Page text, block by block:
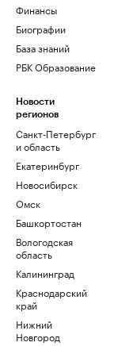
Финансы
Биографии
База знаний
РБК Образование
Новости
регионов
Санкт-Петербург
и область
Екатеринбург
Новосибирск
Омск
Башкортостан
Вологодская
область
Калининград
Краснодарский
край
Нижний
Новгород